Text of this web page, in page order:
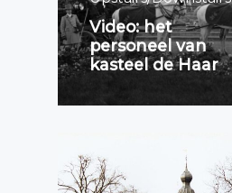
Video: het
personeel van
kasteel de Haar